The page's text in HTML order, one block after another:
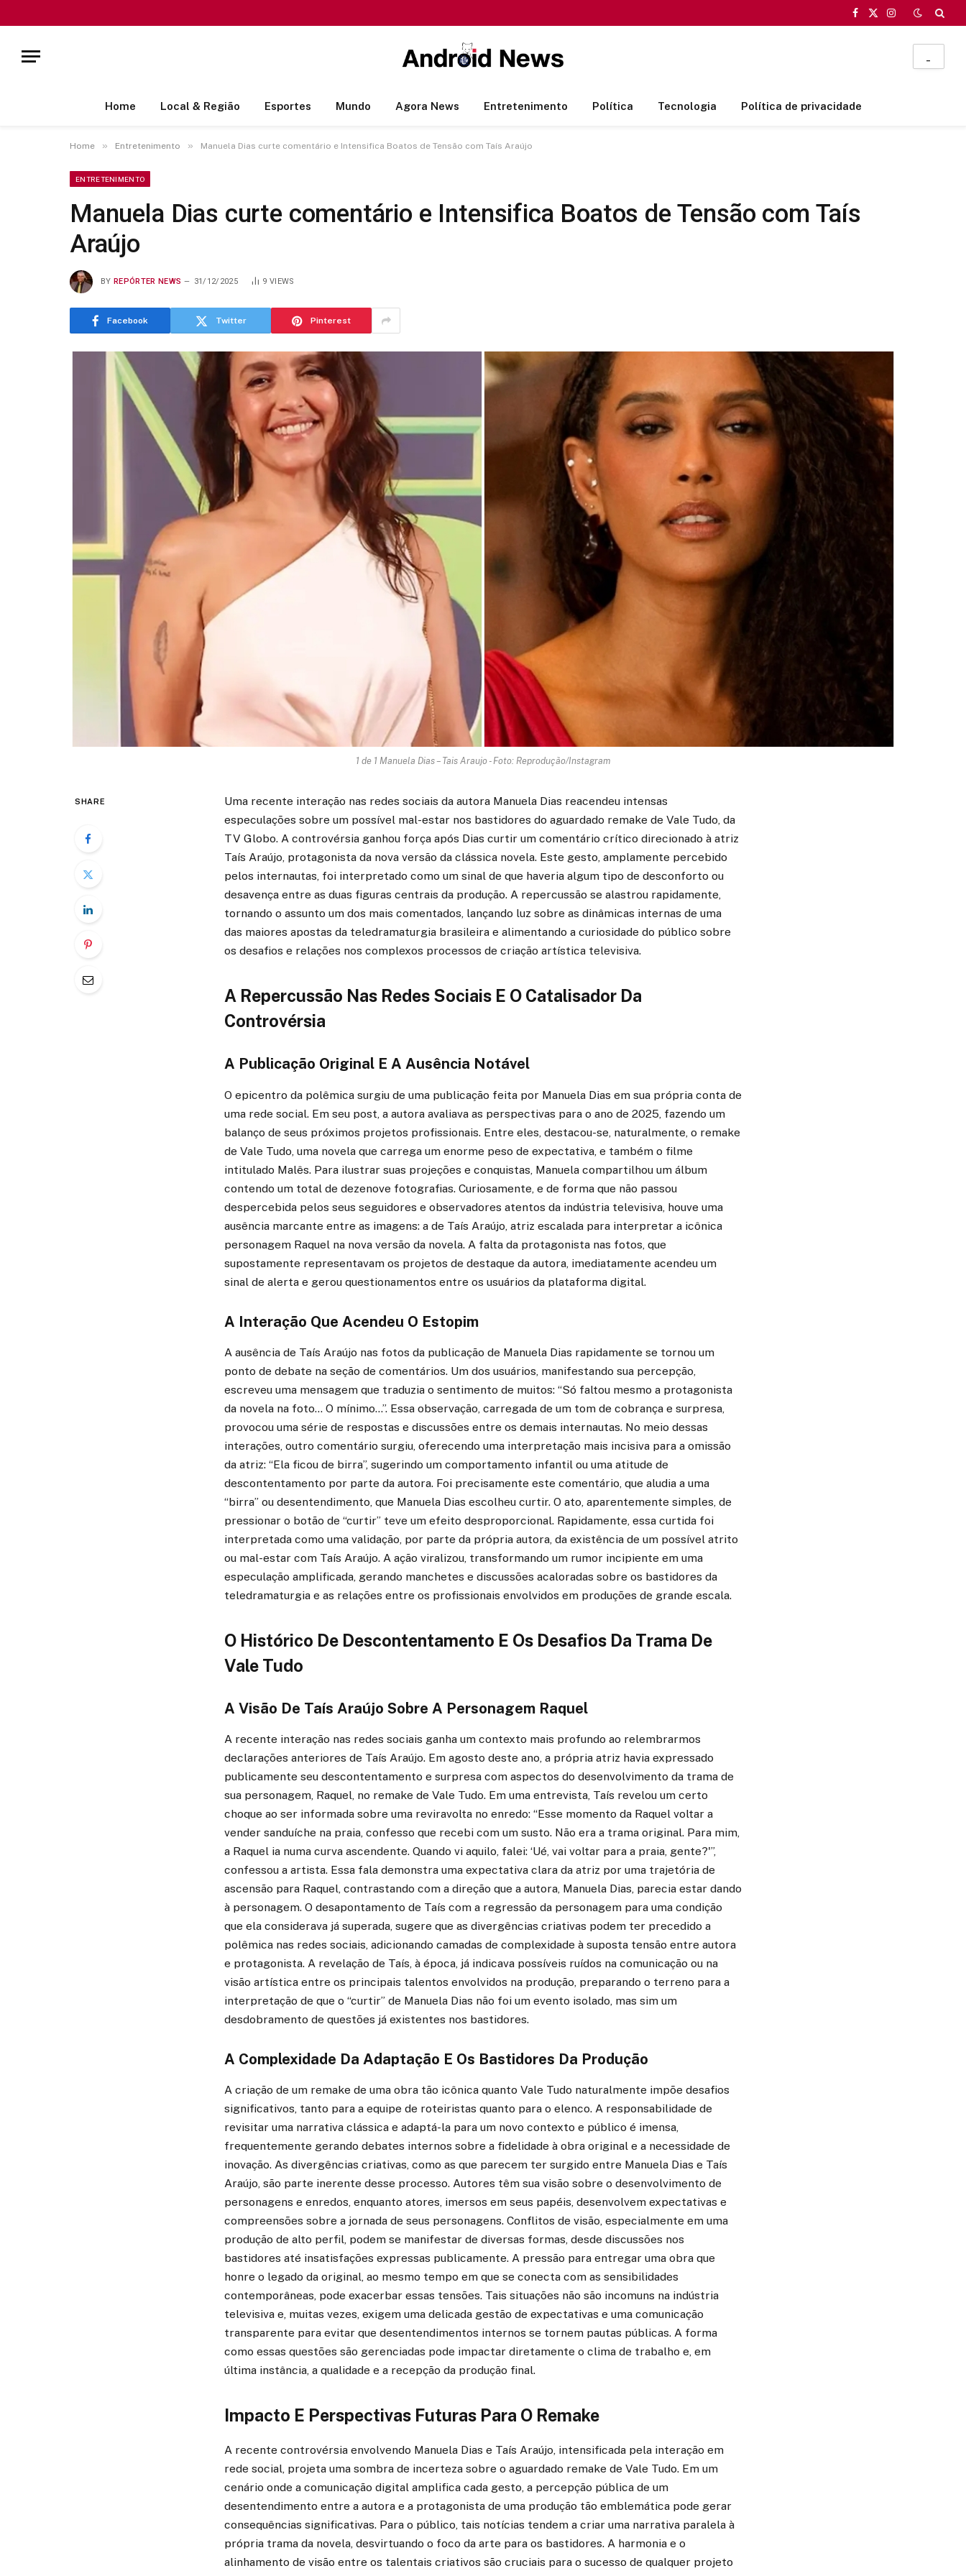
Facebook
X
Instagram
Home Local & Região Esportes Mundo Agora News Entretenimento Política Tecnologia Política de privacidade
Home » Entretenimento » Manuela Dias curte comentário e Intensifica Boatos de Tensão com Taís Araújo
ENTRETENIMENTO
Manuela Dias curte comentário e Intensifica Boatos de Tensão com Taís
Araújo
BY REPÓRTER NEWS 31/12/2025 9 VIEWS
Facebook Twitter Pinterest
1 de 1 Manuela Dias – Tais Araujo - Foto: Reprodução/Instagram
SHARE
Uma recente interação nas redes sociais da autora Manuela Dias reacendeu intensas
especulações sobre um possível mal-estar nos bastidores do aguardado remake de Vale Tudo, da
TV Globo. A controvérsia ganhou força após Dias curtir um comentário crítico direcionado à atriz
Taís Araújo, protagonista da nova versão da clássica novela. Este gesto, amplamente percebido
pelos internautas, foi interpretado como um sinal de que haveria algum tipo de desconforto ou
desavença entre as duas figuras centrais da produção. A repercussão se alastrou rapidamente,
tornando o assunto um dos mais comentados, lançando luz sobre as dinâmicas internas de uma
das maiores apostas da teledramaturgia brasileira e alimentando a curiosidade do público sobre
os desafios e relações nos complexos processos de criação artística televisiva.
A Repercussão Nas Redes Sociais E O Catalisador Da
Controvérsia
A Publicação Original E A Ausência Notável
O epicentro da polêmica surgiu de uma publicação feita por Manuela Dias em sua própria conta de
uma rede social. Em seu post, a autora avaliava as perspectivas para o ano de 2025, fazendo um
balanço de seus próximos projetos profissionais. Entre eles, destacou-se, naturalmente, o remake
de Vale Tudo, uma novela que carrega um enorme peso de expectativa, e também o filme
intitulado Malês. Para ilustrar suas projeções e conquistas, Manuela compartilhou um álbum
contendo um total de dezenove fotografias. Curiosamente, e de forma que não passou
despercebida pelos seus seguidores e observadores atentos da indústria televisiva, houve uma
ausência marcante entre as imagens: a de Taís Araújo, atriz escalada para interpretar a icônica
personagem Raquel na nova versão da novela. A falta da protagonista nas fotos, que
supostamente representavam os projetos de destaque da autora, imediatamente acendeu um
sinal de alerta e gerou questionamentos entre os usuários da plataforma digital.
A Interação Que Acendeu O Estopim
A ausência de Taís Araújo nas fotos da publicação de Manuela Dias rapidamente se tornou um
ponto de debate na seção de comentários. Um dos usuários, manifestando sua percepção,
escreveu uma mensagem que traduzia o sentimento de muitos: “Só faltou mesmo a protagonista
da novela na foto… O mínimo…”. Essa observação, carregada de um tom de cobrança e surpresa,
provocou uma série de respostas e discussões entre os demais internautas. No meio dessas
interações, outro comentário surgiu, oferecendo uma interpretação mais incisiva para a omissão
da atriz: “Ela ficou de birra”, sugerindo um comportamento infantil ou uma atitude de
descontentamento por parte da autora. Foi precisamente este comentário, que aludia a uma
“birra” ou desentendimento, que Manuela Dias escolheu curtir. O ato, aparentemente simples, de
pressionar o botão de “curtir” teve um efeito desproporcional. Rapidamente, essa curtida foi
interpretada como uma validação, por parte da própria autora, da existência de um possível atrito
ou mal-estar com Taís Araújo. A ação viralizou, transformando um rumor incipiente em uma
especulação amplificada, gerando manchetes e discussões acaloradas sobre os bastidores da
teledramaturgia e as relações entre os profissionais envolvidos em produções de grande escala.
O Histórico De Descontentamento E Os Desafios Da Trama De
Vale Tudo
A Visão De Taís Araújo Sobre A Personagem Raquel
A recente interação nas redes sociais ganha um contexto mais profundo ao relembrarmos
declarações anteriores de Taís Araújo. Em agosto deste ano, a própria atriz havia expressado
publicamente seu descontentamento e surpresa com aspectos do desenvolvimento da trama de
sua personagem, Raquel, no remake de Vale Tudo. Em uma entrevista, Taís revelou um certo
choque ao ser informada sobre uma reviravolta no enredo: “Esse momento da Raquel voltar a
vender sanduíche na praia, confesso que recebi com um susto. Não era a trama original. Para mim,
a Raquel ia numa curva ascendente. Quando vi aquilo, falei: ‘Ué, vai voltar para a praia, gente?'”,
confessou a artista. Essa fala demonstra uma expectativa clara da atriz por uma trajetória de
ascensão para Raquel, contrastando com a direção que a autora, Manuela Dias, parecia estar dando
à personagem. O desapontamento de Taís com a regressão da personagem para uma condição
que ela considerava já superada, sugere que as divergências criativas podem ter precedido a
polêmica nas redes sociais, adicionando camadas de complexidade à suposta tensão entre autora
e protagonista. A revelação de Taís, à época, já indicava possíveis ruídos na comunicação ou na
visão artística entre os principais talentos envolvidos na produção, preparando o terreno para a
interpretação de que o “curtir” de Manuela Dias não foi um evento isolado, mas sim um
desdobramento de questões já existentes nos bastidores.
A Complexidade Da Adaptação E Os Bastidores Da Produção
A criação de um remake de uma obra tão icônica quanto Vale Tudo naturalmente impõe desafios
significativos, tanto para a equipe de roteiristas quanto para o elenco. A responsabilidade de
revisitar uma narrativa clássica e adaptá-la para um novo contexto e público é imensa,
frequentemente gerando debates internos sobre a fidelidade à obra original e a necessidade de
inovação. As divergências criativas, como as que parecem ter surgido entre Manuela Dias e Taís
Araújo, são parte inerente desse processo. Autores têm sua visão sobre o desenvolvimento de
personagens e enredos, enquanto atores, imersos em seus papéis, desenvolvem expectativas e
compreensões sobre a jornada de seus personagens. Conflitos de visão, especialmente em uma
produção de alto perfil, podem se manifestar de diversas formas, desde discussões nos
bastidores até insatisfações expressas publicamente. A pressão para entregar uma obra que
honre o legado da original, ao mesmo tempo em que se conecta com as sensibilidades
contemporâneas, pode exacerbar essas tensões. Tais situações não são incomuns na indústria
televisiva e, muitas vezes, exigem uma delicada gestão de expectativas e uma comunicação
transparente para evitar que desentendimentos internos se tornem pautas públicas. A forma
como essas questões são gerenciadas pode impactar diretamente o clima de trabalho e, em
última instância, a qualidade e a recepção da produção final.
Impacto E Perspectivas Futuras Para O Remake
A recente controvérsia envolvendo Manuela Dias e Taís Araújo, intensificada pela interação em
rede social, projeta uma sombra de incerteza sobre o aguardado remake de Vale Tudo. Em um
cenário onde a comunicação digital amplifica cada gesto, a percepção pública de um
desentendimento entre a autora e a protagonista de uma produção tão emblemática pode gerar
consequências significativas. Para o público, tais notícias tendem a criar uma narrativa paralela à
própria trama da novela, desvirtuando o foco da arte para os bastidores. A harmonia e o
alinhamento de visão entre os talentais criativos são cruciais para o sucesso de qualquer projeto